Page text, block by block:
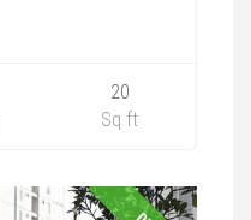
20
Sq ft